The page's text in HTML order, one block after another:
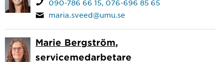
090-786 66 15 076-696 85 65
maria.sveed@umu.se
Marie Bergström,
servicemedarbetare